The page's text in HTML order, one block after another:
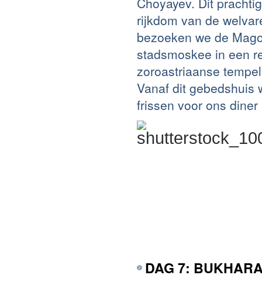
rijkdom van de
bezoeken we de
stadsmoskee in een
zoroastriaanse
Vanaf dit gebedshuis
frissen voor ons
DAG 7: